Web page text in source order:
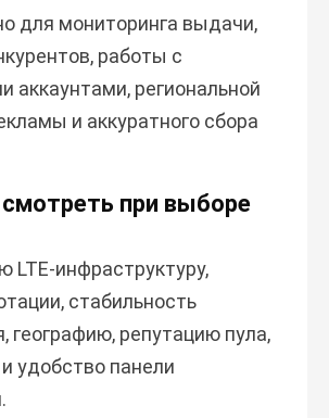
для мониторинга выдачи,
работы с
аккаунтами, региональной
и аккуратного сбора
при выборе
LTE-инфраструктуру,
стабильность
географию, репутацию пула,
удобство панели